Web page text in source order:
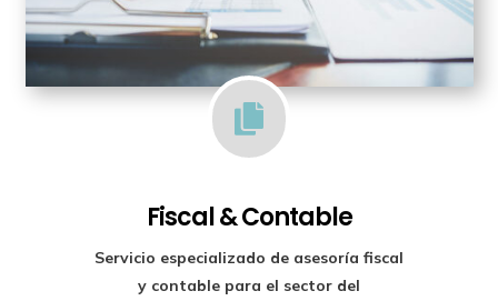

Fiscal & Contable
Servicio especializado de asesoría fiscal
y contable para el sector del